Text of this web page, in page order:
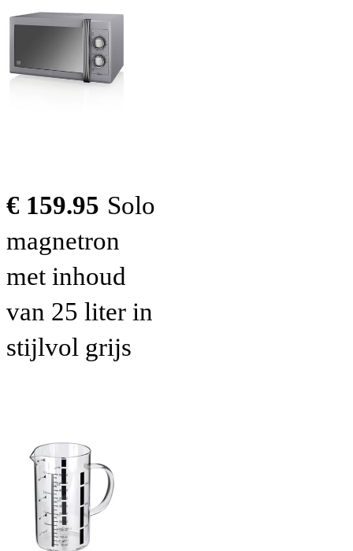
€ 159.95 Solo
magnetron
met inhoud
van 25 liter in
stijlvol grijs